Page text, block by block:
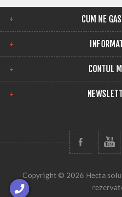
CUM NE
CONTUL
Copyright © 2026 Hecta